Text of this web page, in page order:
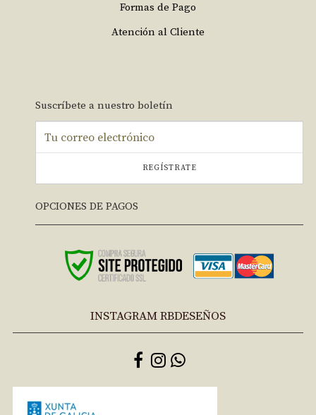
Formas de Pago
Atención al Cliente
Suscríbete a nuestro boletín
REGÍSTRATE
OPCIONES DE PAGOS
INSTAGRAM RBDESEÑOS